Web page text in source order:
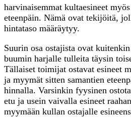
harvinaisemmat kultaesineet
eteenpäin. Nämä ovat tekijöitä,
hintataso määräytyy.
Suurin osa ostajista ovat
buumin harjalle tulleita täysin
Tällaiset toimijat ostavat esineet
ja myymät sitten samantien
hinnalla. Varsinkin fyysinen
etu ja usein vaivalla esineet
myymään kullan ostajalle